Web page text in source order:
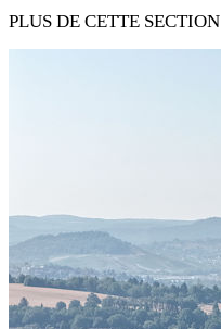
PLUS DE CETTE SECTION